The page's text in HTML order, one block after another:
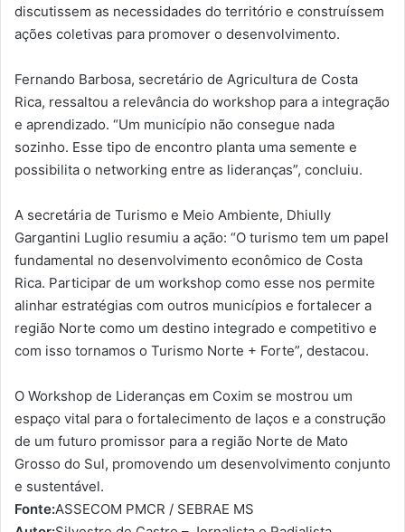
discutissem as necessidades do território e construíssem
ações coletivas para promover o desenvolvimento.
Fernando Barbosa, secretário de Agricultura de Costa
Rica, ressaltou a relevância do workshop para a integração
e aprendizado. “Um município não consegue nada
sozinho. Esse tipo de encontro planta uma semente e
possibilita o networking entre as lideranças”, concluiu.
A secretária de Turismo e Meio Ambiente, Dhiully
Gargantini Luglio resumiu a ação: “O turismo tem um papel
fundamental no desenvolvimento econômico de Costa
Rica. Participar de um workshop como esse nos permite
alinhar estratégias com outros municípios e fortalecer a
região Norte como um destino integrado e competitivo e
com isso tornamos o Turismo Norte + Forte”, destacou.
O Workshop de Lideranças em Coxim se mostrou um
espaço vital para o fortalecimento de laços e a construção
de um futuro promissor para a região Norte de Mato
Grosso do Sul, promovendo um desenvolvimento conjunto
e sustentável.
Fonte:ASSECOM PMCR / SEBRAE MS